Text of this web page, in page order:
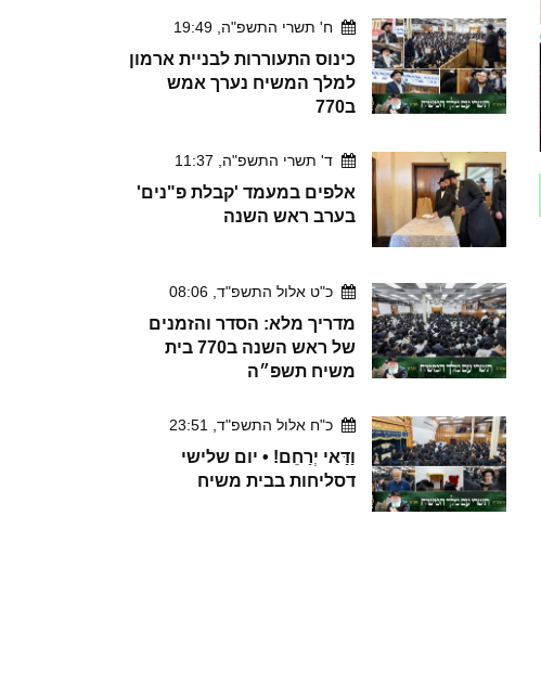
ח' תשרי התשפ"ה, 19:49
כינוס התעוררות לבניית ארמון
למלך המשיח נערך אמש
ב770
ד' תשרי התשפ"ה, 11:37
אלפים במעמד 'קבלת פ"נים'
בערב ראש השנה
כ"ט אלול התשפ"ד, 08:06
מדריך מלא: הסדר והזמנים
של ראש השנה ב770 בית
משיח תשפ״ה
כ"ח אלול התשפ"ד, 23:51
וַדַּאי יְרַחֵם! • יום שלישי
דסליחות בבית משיח